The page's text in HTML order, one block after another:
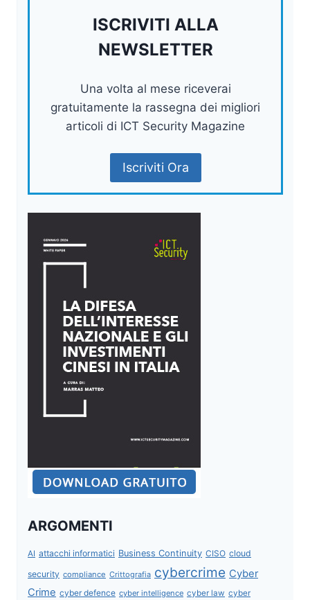
ISCRIVITI ALLA
NEWSLETTER
Una volta al mese riceverai
gratuitamente la rassegna dei migliori
articoli di ICT Security Magazine
Iscriviti Ora
ARGOMENTI
AI attacchi informatici Business Continuity CISO cloud
security compliance Crittografia cybercrime Cyber
Crime cyber defence cyber intelligence cyber law cyber